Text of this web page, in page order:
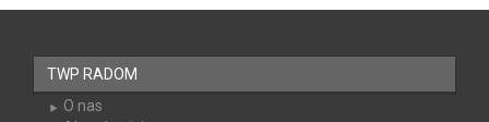
TWP RADOM
O nas